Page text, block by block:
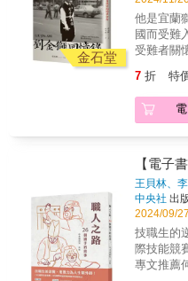
的頭腦，
我的青春
是整個世
這本書無
治受難
力於關
專家張文
述劉金獅
外民主運
站在街
民主化和
台灣民主
生，就
與其中。
跟劉金獅
點滴滴，
是彌足珍
權學者）
裡，劉前
金石堂
他是宜蘭
國而受難
受難者關
見證，更
於宜蘭蘇
血腥屠
台會」
生活。出
支持黨外
應元等人
量。1987
治受難者
力於關
專家張文
7 折 特
【電子
王貝林、
中央社 出
2024/09/
技職生的
際技能競
專文推薦